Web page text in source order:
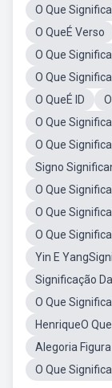
O Que
O QueÉ Verso
O Que
O Que
O QueÉ ID
O Que
O Que
Signo
O Que
O Que
O Que
Yin E
Significação
O Que
HenriqueO
Alegoria
O Que